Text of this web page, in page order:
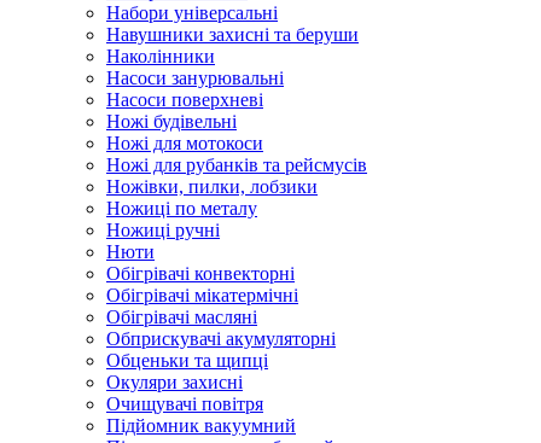
Набори універсальні
Навушники захисні та беруши
Наколінники
Насоси занурювальні
Насоси поверхневі
Ножі будівельні
Ножі для мотокоси
Ножі для рубанків та рейсмусів
Ножівки, пилки, лобзики
Ножиці по металу
Ножиці ручні
Нюти
Обігрівачі конвекторні
Обігрівачі мікатермічні
Обігрівачі масляні
Обприскувачі акумуляторні
Обценьки та щипці
Окуляри захисні
Очищувачі повітря
Підйомник вакуумний